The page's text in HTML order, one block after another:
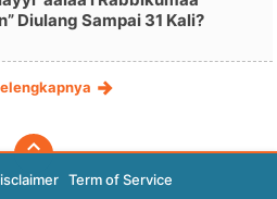
Diulang Sampai 31 Kali?
Term of Service